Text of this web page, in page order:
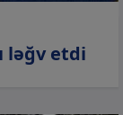
ləğv etdi